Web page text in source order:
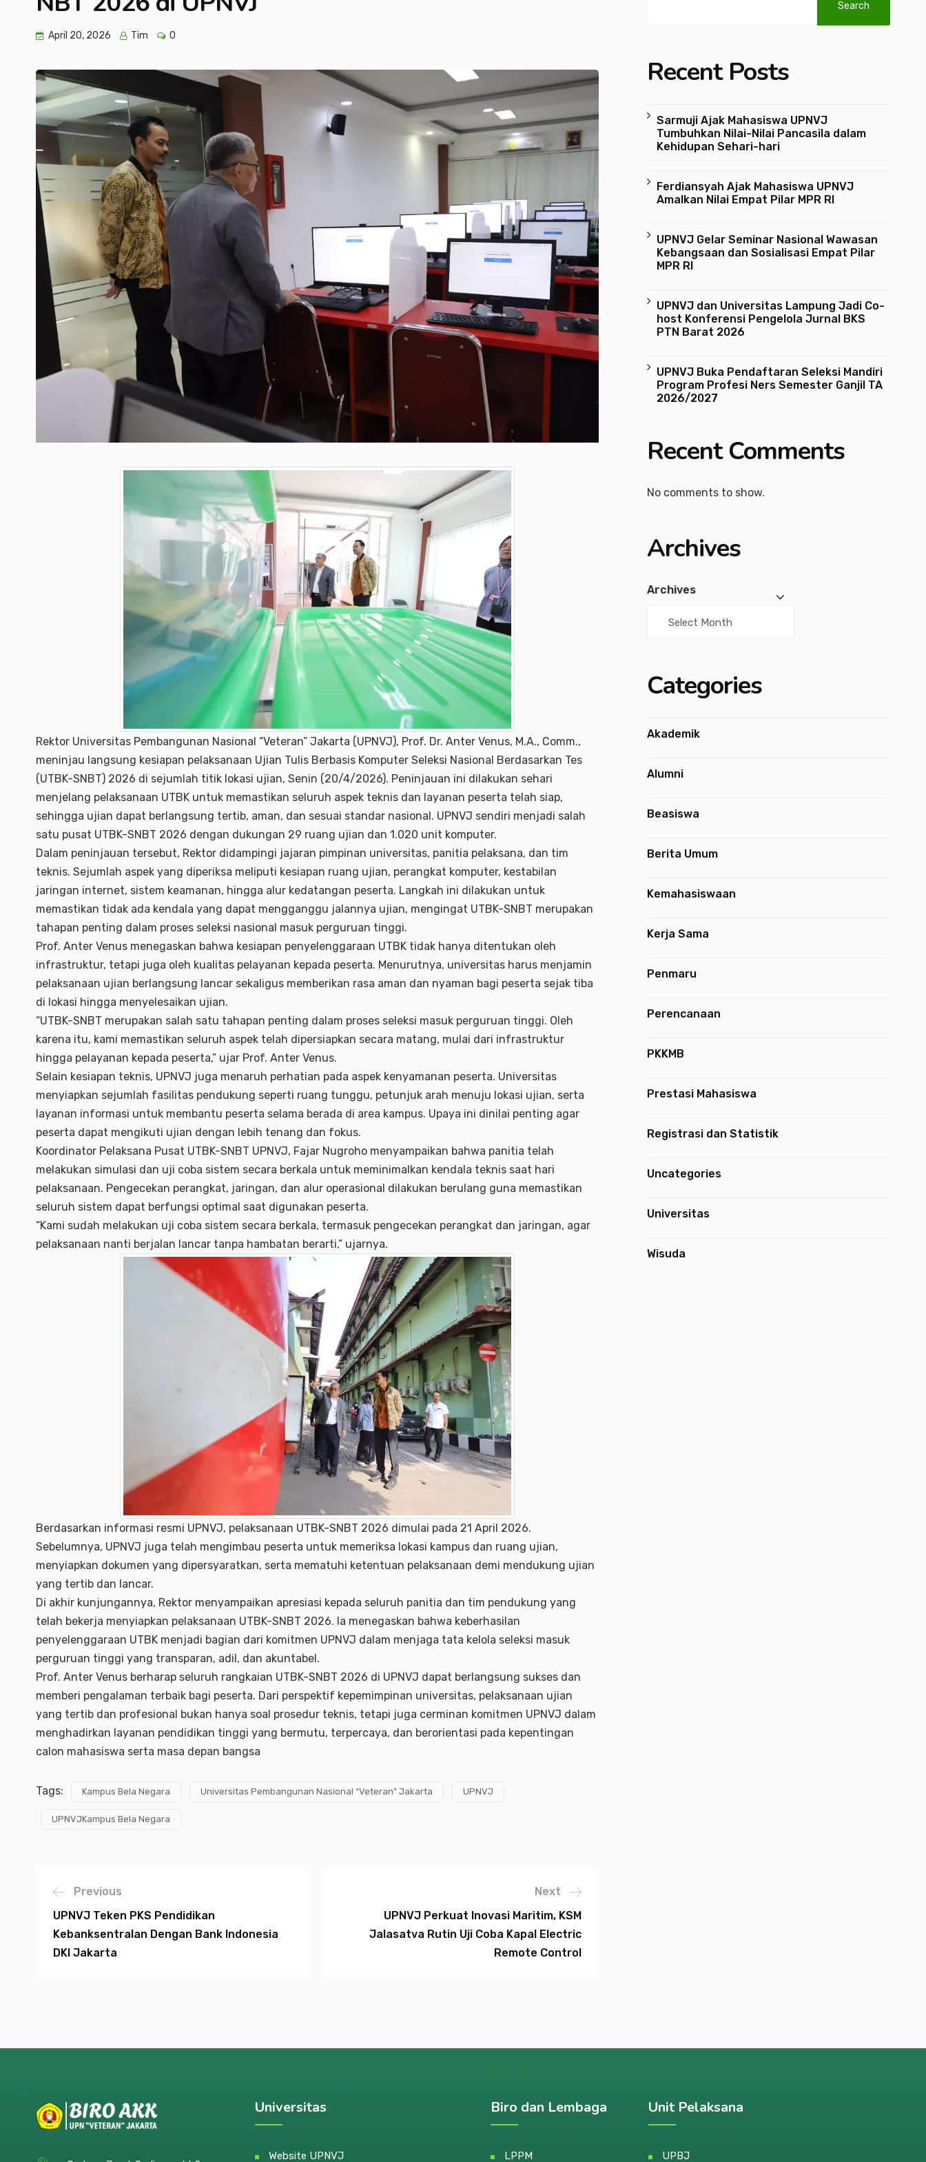
April 20, 2026 Tim 0
Rektor Universitas Pembangunan Nasional “Veteran” Jakarta (UPNVJ), Prof. Dr. Anter Venus, M.A., Comm.,
meninjau langsung kesiapan pelaksanaan Ujian Tulis Berbasis Komputer Seleksi Nasional Berdasarkan Tes
(UTBK-SNBT) 2026 di sejumlah titik lokasi ujian, Senin (20/4/2026). Peninjauan ini dilakukan sehari
menjelang pelaksanaan UTBK untuk memastikan seluruh aspek teknis dan layanan peserta telah siap,
sehingga ujian dapat berlangsung tertib, aman, dan sesuai standar nasional. UPNVJ sendiri menjadi salah
satu pusat UTBK-SNBT 2026 dengan dukungan 29 ruang ujian dan 1.020 unit komputer.
Dalam peninjauan tersebut, Rektor didampingi jajaran pimpinan universitas, panitia pelaksana, dan tim
teknis. Sejumlah aspek yang diperiksa meliputi kesiapan ruang ujian, perangkat komputer, kestabilan
jaringan internet, sistem keamanan, hingga alur kedatangan peserta. Langkah ini dilakukan untuk
memastikan tidak ada kendala yang dapat mengganggu jalannya ujian, mengingat UTBK-SNBT merupakan
tahapan penting dalam proses seleksi nasional masuk perguruan tinggi.
Prof. Anter Venus menegaskan bahwa kesiapan penyelenggaraan UTBK tidak hanya ditentukan oleh
infrastruktur, tetapi juga oleh kualitas pelayanan kepada peserta. Menurutnya, universitas harus menjamin
pelaksanaan ujian berlangsung lancar sekaligus memberikan rasa aman dan nyaman bagi peserta sejak tiba
di lokasi hingga menyelesaikan ujian.
“UTBK-SNBT merupakan salah satu tahapan penting dalam proses seleksi masuk perguruan tinggi. Oleh
karena itu, kami memastikan seluruh aspek telah dipersiapkan secara matang, mulai dari infrastruktur
hingga pelayanan kepada peserta,” ujar Prof. Anter Venus.
Selain kesiapan teknis, UPNVJ juga menaruh perhatian pada aspek kenyamanan peserta. Universitas
menyiapkan sejumlah fasilitas pendukung seperti ruang tunggu, petunjuk arah menuju lokasi ujian, serta
layanan informasi untuk membantu peserta selama berada di area kampus. Upaya ini dinilai penting agar
peserta dapat mengikuti ujian dengan lebih tenang dan fokus.
Koordinator Pelaksana Pusat UTBK-SNBT UPNVJ, Fajar Nugroho menyampaikan bahwa panitia telah
melakukan simulasi dan uji coba sistem secara berkala untuk meminimalkan kendala teknis saat hari
pelaksanaan. Pengecekan perangkat, jaringan, dan alur operasional dilakukan berulang guna memastikan
seluruh sistem dapat berfungsi optimal saat digunakan peserta.
“Kami sudah melakukan uji coba sistem secara berkala, termasuk pengecekan perangkat dan jaringan, agar
pelaksanaan nanti berjalan lancar tanpa hambatan berarti,” ujarnya.
Berdasarkan informasi resmi UPNVJ, pelaksanaan UTBK-SNBT 2026 dimulai pada 21 April 2026.
Sebelumnya, UPNVJ juga telah mengimbau peserta untuk memeriksa lokasi kampus dan ruang ujian,
menyiapkan dokumen yang dipersyaratkan, serta mematuhi ketentuan pelaksanaan demi mendukung ujian
yang tertib dan lancar.
Di akhir kunjungannya, Rektor menyampaikan apresiasi kepada seluruh panitia dan tim pendukung yang
telah bekerja menyiapkan pelaksanaan UTBK-SNBT 2026. Ia menegaskan bahwa keberhasilan
penyelenggaraan UTBK menjadi bagian dari komitmen UPNVJ dalam menjaga tata kelola seleksi masuk
perguruan tinggi yang transparan, adil, dan akuntabel.
Prof. Anter Venus berharap seluruh rangkaian UTBK-SNBT 2026 di UPNVJ dapat berlangsung sukses dan
memberi pengalaman terbaik bagi peserta. Dari perspektif kepemimpinan universitas, pelaksanaan ujian
yang tertib dan profesional bukan hanya soal prosedur teknis, tetapi juga cerminan komitmen UPNVJ dalam
menghadirkan layanan pendidikan tinggi yang bermutu, terpercaya, dan berorientasi pada kepentingan
calon mahasiswa serta masa depan bangsa
Tags: Kampus Bela Negara Universitas Pembangunan Nasional “Veteran” Jakarta UPNVJ
UPNVJKampus Bela Negara
Previous
UPNVJ Teken PKS Pendidikan
Kebanksentralan Dengan Bank Indonesia
DKI Jakarta
Next
UPNVJ Perkuat Inovasi Maritim, KSM
Jalasatva Rutin Uji Coba Kapal Electric
Remote Control
Search
Recent Posts
Sarmuji Ajak Mahasiswa UPNVJ
Tumbuhkan Nilai-Nilai Pancasila dalam
Kehidupan Sehari-hari
Ferdiansyah Ajak Mahasiswa UPNVJ
Amalkan Nilai Empat Pilar MPR RI
UPNVJ Gelar Seminar Nasional Wawasan
Kebangsaan dan Sosialisasi Empat Pilar
MPR RI
UPNVJ dan Universitas Lampung Jadi Co-
host Konferensi Pengelola Jurnal BKS
PTN Barat 2026
UPNVJ Buka Pendaftaran Seleksi Mandiri
Program Profesi Ners Semester Ganjil TA
2026/2027
Recent Comments
No comments to show.
Archives
Archives
Categories
Akademik
Alumni
Beasiswa
Berita Umum
Kemahasiswaan
Kerja Sama
Penmaru
Perencanaan
PKKMB
Prestasi Mahasiswa
Registrasi dan Statistik
Uncategories
Universitas
Wisuda
Universitas
Website UPNVJ
Biro dan Lembaga
LPPM
Unit Pelaksana
UPBJ